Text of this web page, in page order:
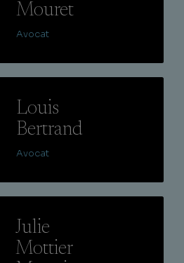
Mouret
Avocat
Louis
Bertrand
Avocat
Julie
Mottier